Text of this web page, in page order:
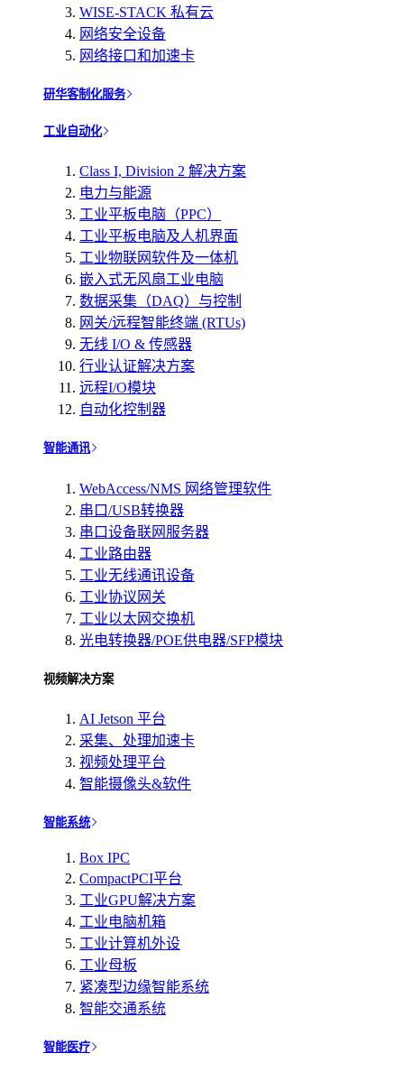
WISE-STACK 私有云
网络安全设备
网络接口和加速卡
研华客制化服务
工业自动化
Class I, Division 2 解决方案
电力与能源
工业平板电脑（PPC）
工业平板电脑及人机界面
工业物联网软件及一体机
嵌入式无风扇工业电脑
数据采集（DAQ）与控制
网关/远程智能终端 (RTUs)
无线 I/O & 传感器
行业认证解决方案
远程I/O模块
自动化控制器
智能通讯
WebAccess/NMS 网络管理软件
串口/USB转换器
串口设备联网服务器
工业路由器
工业无线通讯设备
工业协议网关
工业以太网交换机
光电转换器/POE供电器/SFP模块
视频解决方案
AI Jetson 平台
采集、处理加速卡
视频处理平台
智能摄像头&软件
智能系统
Box IPC
CompactPCI平台
工业GPU解决方案
工业电脑机箱
工业计算机外设
工业母板
紧凑型边缘智能系统
智能交通系统
智能医疗